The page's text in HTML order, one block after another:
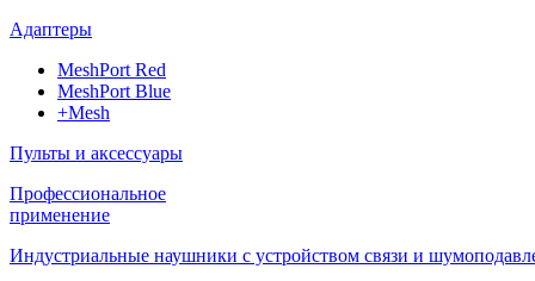
Адаптеры
MeshPort Red
MeshPort Blue
+Mesh
Пульты и аксессуары
Профессиональное
применение
Индустриальные наушники с устройством связи и